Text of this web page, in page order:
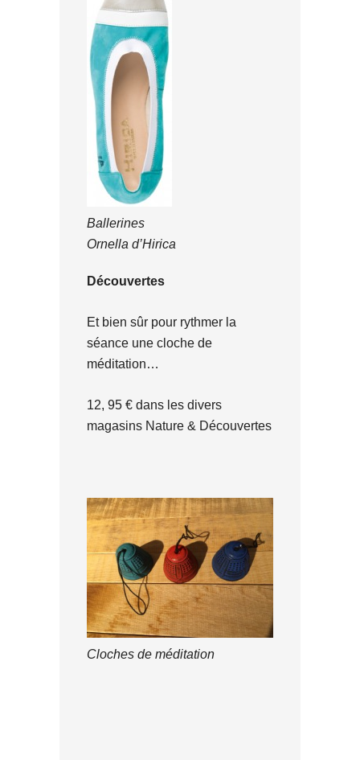
Ballerines
Ornella d’Hirica
Découvertes
Et bien sûr pour rythmer la
séance une cloche de
méditation…
12, 95 € dans les divers
magasins Nature & Découvertes
Cloches de méditation